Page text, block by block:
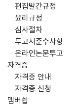
편집발간규정
윤리규정
심사절차
투고시준수사항
온라인논문투고
자격증
자격증 안내
자격증 신청
멤버쉽